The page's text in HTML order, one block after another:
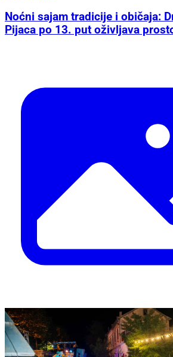
Noćni sajam tradicije i običaja:
Pijaca po 13. put oživljava